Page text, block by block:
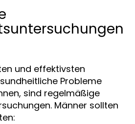
und effektivsten
Probleme
sind regelmäßige
Männer sollten